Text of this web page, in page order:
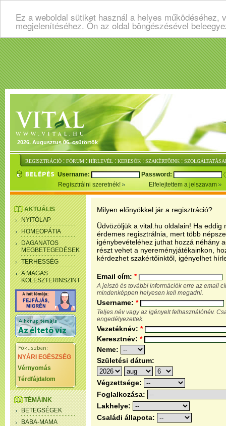
Ez a weboldal sütiket használ a helyes
megjelenítéséhez. Ön az oldal böngészésével
2026. Augusztus 06. csütörtök
REGISZTRÁCIÓ : FÓRUM : HÍRLEVÉL : KERESŐK : SZAKÉRTŐINK :
Username:
Password:
Regisztrálni szeretnék!
Elfelejtettem a jelszavam
AKTUÁLIS
NYITÓLAP
HOMEOPÁTIA
DAGANATOS
MEGBETEGEDÉSEK
TERHESSÉG
A MAGAS
KOLESZTERINSZINT
NYÁRI EGÉSZSÉG
Vérnyomás
Térdfájdalom
TÉMÁINK
BETEGSÉGEK
BABA-MAMA
Milyen előnyökkel jár a regisztráció?
Üdvözöljük a vital.hu oldalain! Ha eddig
érdemes regisztrálnia, mert több
igénybevételéhez juthat hozzá néhány
részt vehet a nyereményjátékainkon,
kérdezhet szakértőinktől, igényelhet
Email cím: *
A jelszó és további információk erre az email
mindenképpen helyesen kell megadni.
Username: *
Teljes név vagy az igényelt felhasználónév.
engedélyezettek.
Vezetéknév: *
Keresztnév: *
Neme:
Születési dátum:
Végzettsége:
Foglalkozása:
Lakhelye:
Családi állapota: